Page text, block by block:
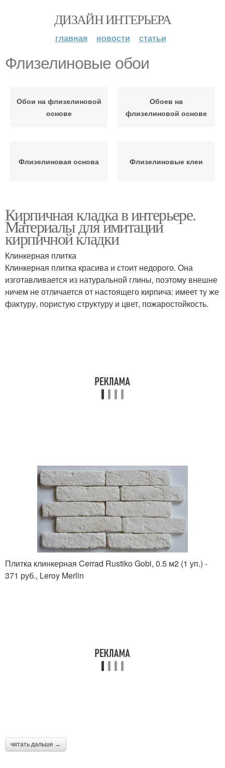
ДИЗАЙН ИНТЕРЬЕРА
главная новости статьи
Флизелиновые обои
Обои на флизелиновой
основе
Обоев на
флизелиновой основе
Флизелиновая основа Флизелиновые клеи
Кирпичная кладка в интерьере.
Материалы для имитации
кирпичной кладки
Клинкерная плитка
Клинкерная плитка красива и стоит недорого. Она
изготавливается из натуральной глины, поэтому внешне
ничем не отличается от настоящего кирпича: имеет ту же
фактуру, пористую структуру и цвет, пожаростойкость.
Плитка клинкерная Cerrad Rustiko Gobi, 0.5 м2 (1 уп.) -
371 руб., Leroy Merlin
читать дальше →